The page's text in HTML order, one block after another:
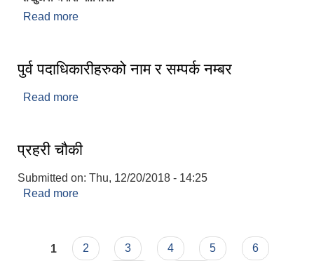
Read more
पुर्व पदाधिकारीहरुको नाम र सम्पर्क नम्बर
Read more
प्रहरी चौकी
Submitted on: Thu, 12/20/2018 - 14:25
Read more
Pages
1 2 3 4 5
6